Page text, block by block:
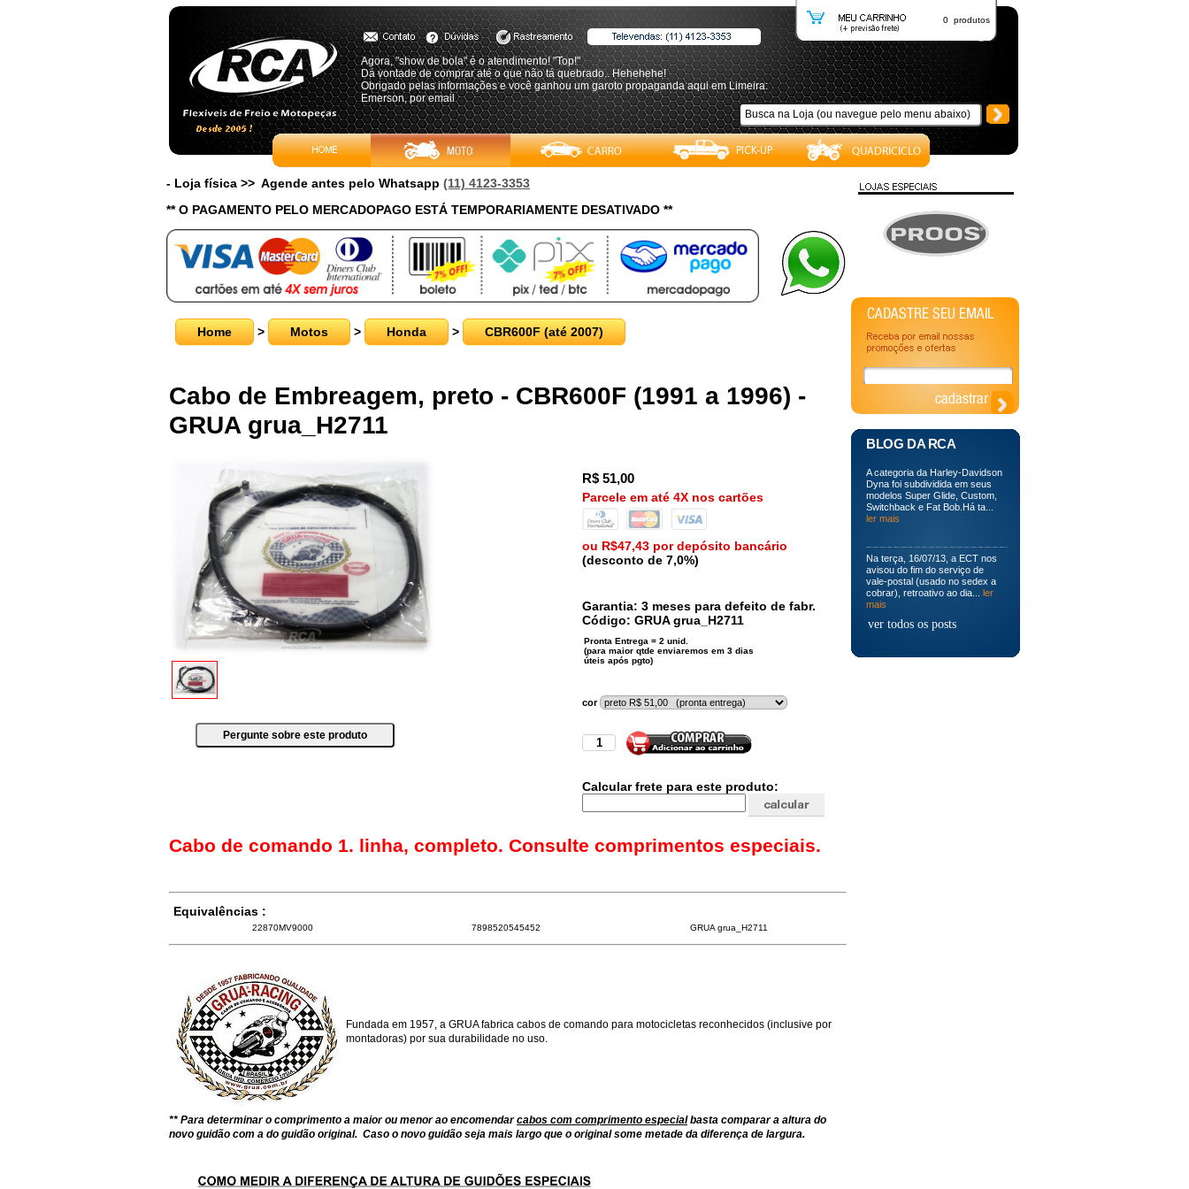
0 produtos
Agora, "show de bola" é o atendimento! "Top!"
Dá vontade de comprar até o que não tá quebrado.. Hehehehe!
Obrigado pelas informações e você ganhou um garoto propaganda aqui em Limeira:
Emerson, por email
- Loja física >> Agende antes pelo Whatsapp (11) 4123-3353
** O PAGAMENTO PELO MERCADOPAGO ESTÁ TEMPORARIAMENTE DESATIVADO **
Home > Motos > Honda > CBR600F (até 2007)
Cabo de Embreagem, preto - CBR600F (1991 a 1996) -
GRUA grua_H2711
R$51,00
Parcele em até 4X nos cartões
ou R$47,43 por depósito bancário
(desconto de 7,0%)
Garantia: 3 meses para defeito de fabr.
Código:GRUAgrua_H2711
cor
Calcular frete para este produto:
Cabo de comando 1. linha, completo. Consulte comprimentos especiais.
Equivalências :
22870MV9000 7898520545452 GRUA grua_H2711
Fundada em 1957, a GRUA fabrica cabos de comando para motocicletas reconhecidos (inclusive por
montadoras) por sua durabilidade no uso.
** Para determinar o comprimento a maior ou menor ao encomendarcabos com comprimento especialbasta comparar a altura do
novo guidão com a do guidão original. Caso o novo guidão seja mais largo que o original some metade da diferença de largura.
BLOG DA RCA
A categoria da Harley-Davidson
Dyna foi subdividida em seus
modelos Super Glide, Custom,
Switchback e Fat Bob.Há ta...
ler mais
Na terça, 16/07/13, a ECT nos
avisou do fim do serviço de
vale-postal (usado no sedex a
cobrar), retroativo ao dia... ler
mais
ver todos os posts